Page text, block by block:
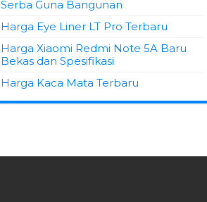
Serba Guna Bangunan
Harga Eye Liner LT Pro Terbaru
Harga Xiaomi Redmi Note 5A Baru
Bekas dan Spesifikasi
Harga Kaca Mata Terbaru